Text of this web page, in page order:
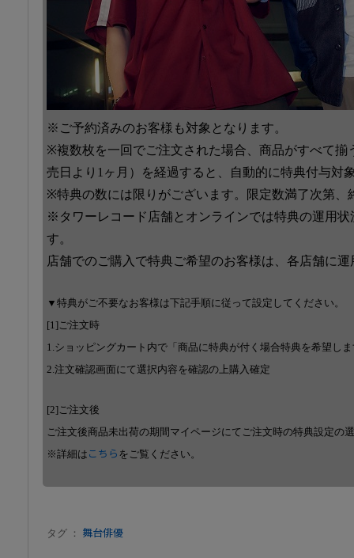
※ご予約済みのお客様も対象となります。
※複数枚を一回でご注文された場合、商品がすべて揃
売日より1ヶ月）を経過すると、自動的に特典付与対
※特典の数には限りがございます。限定数満了次第、
※タワーレコード店舗とオンラインでは特典の運用
す。
店舗でのご購入で特典ご希望のお客様は、各店舗に
▼特典がご不要なお客様は下記手順に従って設定してください。
[1]ご注文時
1.ショッピングカート内で「商品に特典が付く場合特典を希望し
2.注文確認画面にて選択内容を確認の上購入確定
[2]ご注文後
ご注文後商品未出荷の期間マイページにてご注文時の特典設定の
※詳細は こちら をご覧ください。
タグ ： 舞台俳優